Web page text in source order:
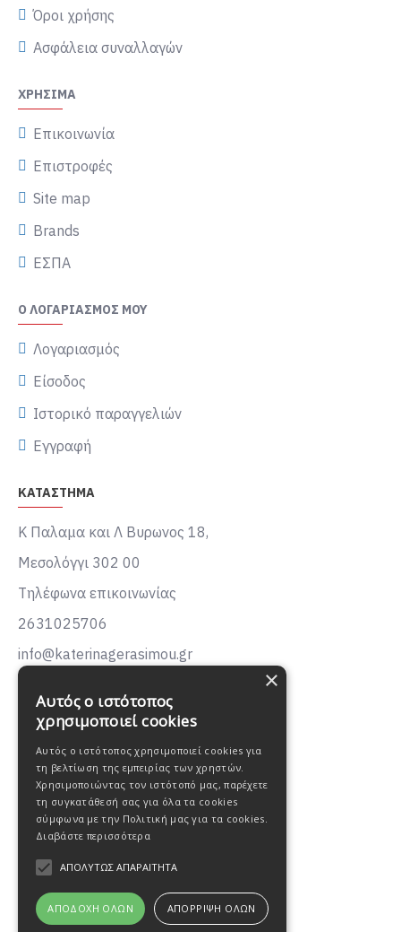
Όροι χρήσης
Ασφάλεια συναλλαγών
ΧΡΉΣΙΜΑ
Επικοινωνία
Επιστροφές
Site map
Brands
ΕΣΠΑ
Ο ΛΟΓΑΡΙΑΣΜΌΣ ΜΟΥ
Λογαριασμός
Είσοδος
Ιστορικό παραγγελιών
Εγγραφή
ΚΑΤΑΣΤΗΜΑ
Κ Παλαμα και Λ Βυρωνος 18,
Μεσολόγγι 302 00
Τηλέφωνα επικοινωνίας
2631025706
info@katerinagerasimou.gr
GERASIMOU
FASHION
×
Αυτός ο ιστότοπος
χρησιμοποιεί cookies
Αυτός ο ιστότοπος χρησιμοποιεί cookies για
τη βελτίωση της εμπειρίας των χρηστών.
Χρησιμοποιώντας τον ιστότοπό μας, παρέχετε
τη συγκατάθεσή σας για όλα τα cookies
σύμφωνα με την Πολιτική μας για τα cookies.
Διαβάστε περισσότερα
ΑΠΟΛΎΤΩΣ ΑΠΑΡΑΊΤΗΤΑ
ΑΠΟΔΟΧΉ ΌΛΩΝ ΑΠΌΡΡΙΨΗ ΌΛΩΝ